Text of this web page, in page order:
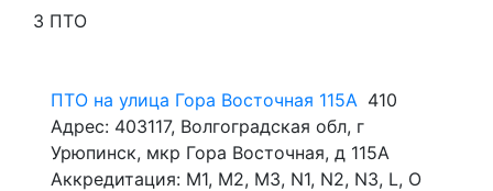
3 ПТО
ПТО на улица Гора Восточная 115А 410
Адрес: 403117, Волгоградская обл, г
Урюпинск, мкр Гора Восточная, д 115А
Аккредитация: M1, M2, M3, N1, N2, N3, L, O